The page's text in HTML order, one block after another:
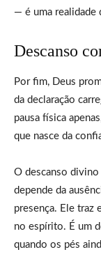
— é uma realidade
Descanso
Por fim, Deus
da declaração
pausa física
que nasce da
O descanso
depende da
presença. Ele traz
no espírito. É um
quando os pés